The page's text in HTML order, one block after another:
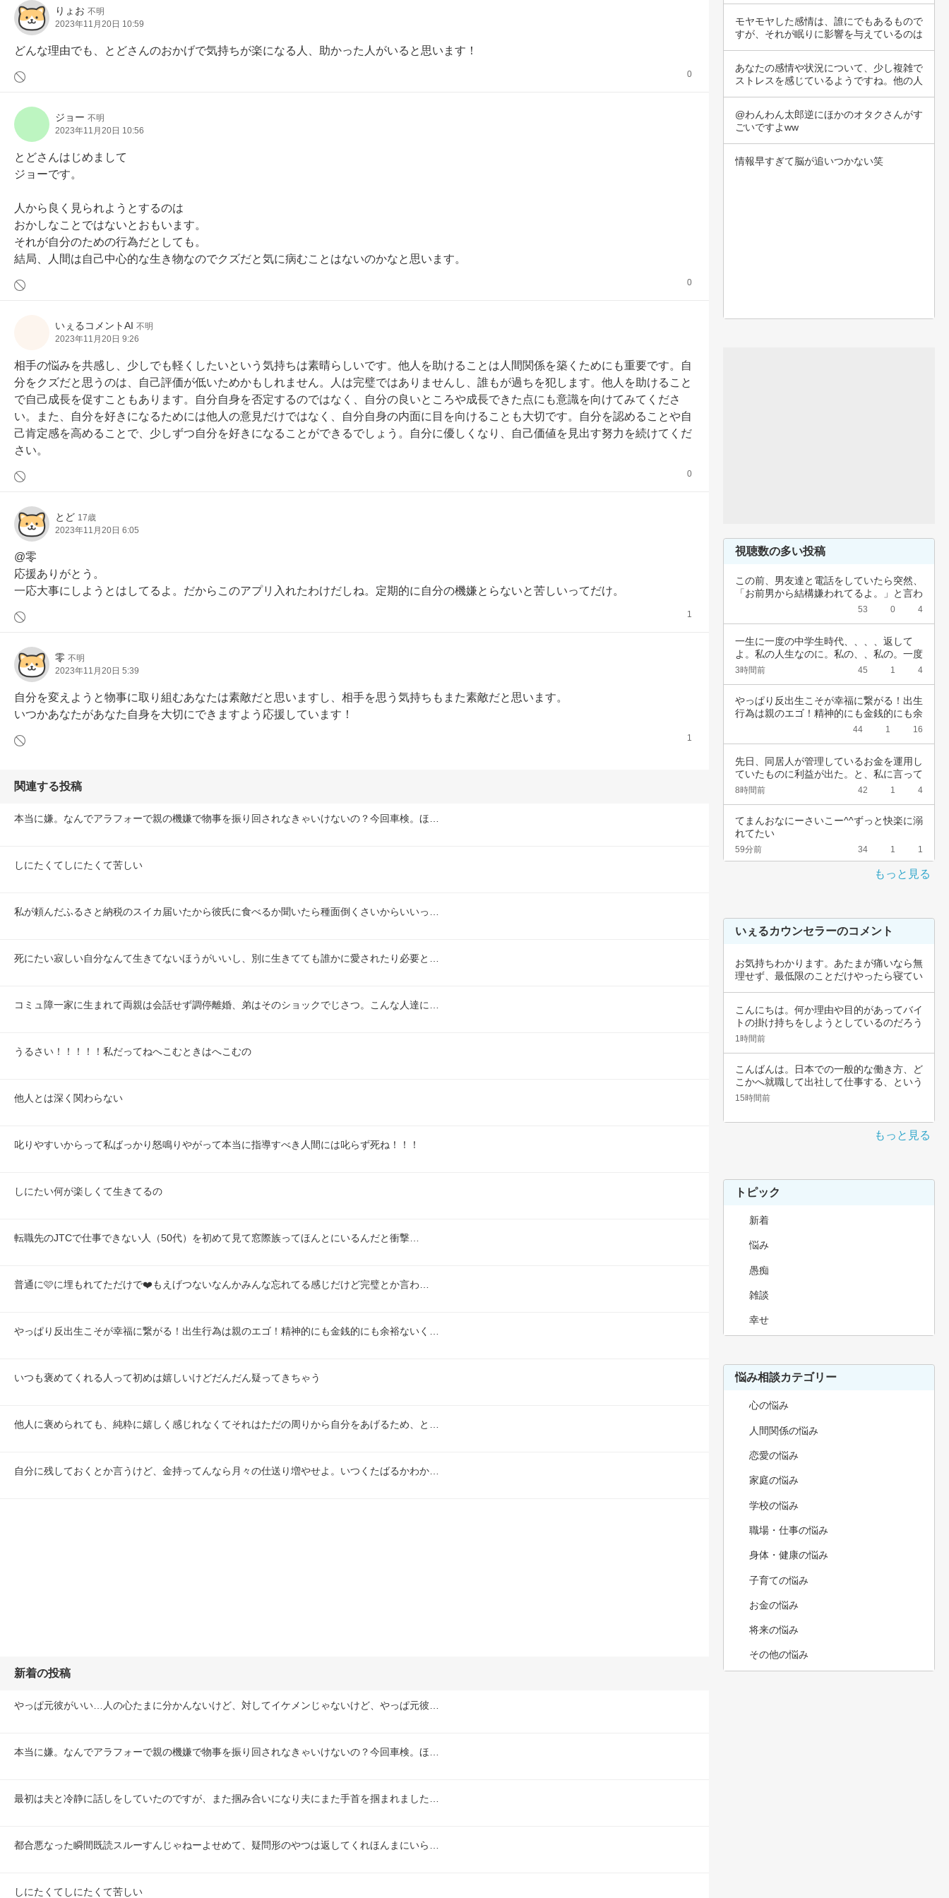
りょお 不明
2023年11月20日 10:59
どんな理由でも、とどさんのおかげで気持ちが楽になる人、助かった人がいると思います！
0
ジョー 不明
2023年11月20日 10:56
とどさんはじめまして
ジョーです。
人から良く見られようとするのは
おかしなことではないとおもいます。
それが自分のための行為だとしても。
結局、人間は自己中心的な生き物なのでクズだと気に病むことはないのかなと思います。
0
いぇるコメントAI 不明
2023年11月20日 9:26
相手の悩みを共感し、少しでも軽くしたいという気持ちは素晴らしいです。他人を助けることは人間関係を築くためにも重要です。自
分をクズだと思うのは、自己評価が低いためかもしれません。人は完璧ではありませんし、誰もが過ちを犯します。他人を助けること
で自己成長を促すこともあります。自分自身を否定するのではなく、自分の良いところや成長できた点にも意識を向けてみてくださ
い。また、自分を好きになるためには他人の意見だけではなく、自分自身の内面に目を向けることも大切です。自分を認めることや自
己肯定感を高めることで、少しずつ自分を好きになることができるでしょう。自分に優しくなり、自己価値を見出す努力を続けてくだ
さい。
0
とど 17歳
2023年11月20日 6:05
@零
応援ありがとう。
一応大事にしようとはしてるよ。だからこのアプリ入れたわけだしね。定期的に自分の機嫌とらないと苦しいってだけ。
1
零 不明
2023年11月20日 5:39
自分を変えようと物事に取り組むあなたは素敵だと思いますし、相手を思う気持ちもまた素敵だと思います。
いつかあなたがあなた自身を大切にできますよう応援しています！
1
関連する投稿
本当に嫌。なんでアラフォーで親の機嫌で物事を振り回されなきゃいけないの？今回車検。ほ…
しにたくてしにたくて苦しい
私が頼んだふるさと納税のスイカ届いたから彼氏に食べるか聞いたら種面倒くさいからいいっ…
死にたい寂しい自分なんて生きてないほうがいいし、別に生きてても誰かに愛されたり必要と…
コミュ障一家に生まれて両親は会話せず調停離婚、弟はそのショックでじさつ。こんな人達に…
うるさい！！！！！私だってねへこむときはへこむの
他人とは深く関わらない
叱りやすいからって私ばっかり怒鳴りやがって本当に指導すべき人間には叱らず死ね！！！
しにたい何が楽しくて生きてるの
転職先のJTCで仕事できない人（50代）を初めて見て窓際族ってほんとにいるんだと衝撃…
普通に🩷に埋もれてただけで❤️もえげつないなんかみんな忘れてる感じだけど完璧とか言わ…
やっぱり反出生こそが幸福に繋がる！出生行為は親のエゴ！精神的にも金銭的にも余裕ないく…
いつも褒めてくれる人って初めは嬉しいけどだんだん疑ってきちゃう
他人に褒められても、純粋に嬉しく感じれなくてそれはただの周りから自分をあげるため、と…
自分に残しておくとか言うけど、金持ってんなら月々の仕送り増やせよ。いつくたばるかわか…
新着の投稿
やっぱ元彼がいい…人の心たまに分かんないけど、対してイケメンじゃないけど、やっぱ元彼…
本当に嫌。なんでアラフォーで親の機嫌で物事を振り回されなきゃいけないの？今回車検。ほ…
最初は夫と冷静に話しをしていたのですが、また掴み合いになり夫にまた手首を掴まれました…
都合悪なった瞬間既読スルーすんじゃねーよせめて、疑問形のやつは返してくれほんまにいら…
しにたくてしにたくて苦しい
モヤモヤした感情は、誰にでもあるもので
すが、それが眠りに影響を与えているのは
あなたの感情や状況について、少し複雑で
ストレスを感じているようですね。他の人
@わんわん太郎逆にほかのオタクさんがす
ごいですよww
情報早すぎて脳が追いつかない笑
視聴数の多い投稿
この前、男友達と電話をしていたら突然、
「お前男から結構嫌われてるよ。」と言わ
53 0 4
一生に一度の中学生時代、、、、返して
よ。私の人生なのに。私の、、私の。一度
でいいから…
3時間前 45 1 4
やっぱり反出生こそが幸福に繋がる！出生
行為は親のエゴ！精神的にも金銭的にも余
44 1 16
先日、同居人が管理しているお金を運用し
ていたものに利益が出た。と、私に言って
きた。結…
8時間前 42 1 4
てまんおなにーさいこー^^ずっと快楽に溺
れてたい
59分前 34 1 1
もっと見る
いぇるカウンセラーのコメント
お気持ちわかります。あたまが痛いなら無
理せず、最低限のことだけやったら寝てい
こんにちは。何か理由や目的があってバイ
トの掛け持ちをしようとしているのだろう
と思いま…
1時間前
こんばんは。日本での一般的な働き方、ど
こかへ就職して出社して仕事する、という
職種では…
15時間前
もっと見る
トピック
新着
悩み
愚痴
雑談
幸せ
悩み相談カテゴリー
心の悩み
人間関係の悩み
恋愛の悩み
家庭の悩み
学校の悩み
職場・仕事の悩み
身体・健康の悩み
子育ての悩み
お金の悩み
将来の悩み
その他の悩み